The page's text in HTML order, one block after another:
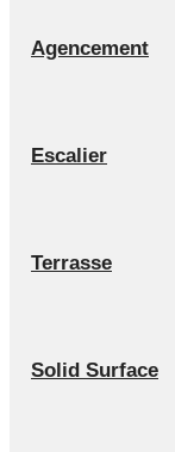
Agencement
Escalier
Terrasse
Solid Surface